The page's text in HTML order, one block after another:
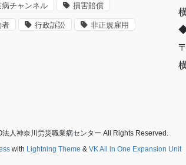
チャンネル 損害賠償
者 行政訴訟 非正規雇用
◆
人神奈川労災職業病センター All Rights Reserved.
with Lightning Theme & VK All in One Expansion Unit